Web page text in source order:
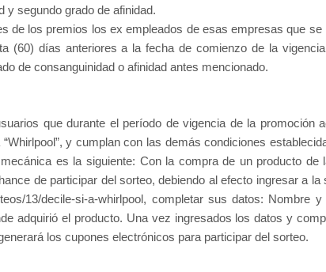
y segundo grado de afinidad.
de los premios los ex empleados de esas empresas que se
(60) días anteriores a la fecha de comienzo de la
de consanguinidad o afinidad antes mencionado.
que durante el período de vigencia de la promoción
y cumplan con las demás condiciones
es la siguiente: Con la compra de un producto de
de participar del sorteo, debiendo al efecto ingresar a la
13/decile-si-a-whirlpool, completar sus datos: Nombre y
adquirió el producto. Una vez ingresados los datos y
los cupones electrónicos para participar del sorteo.